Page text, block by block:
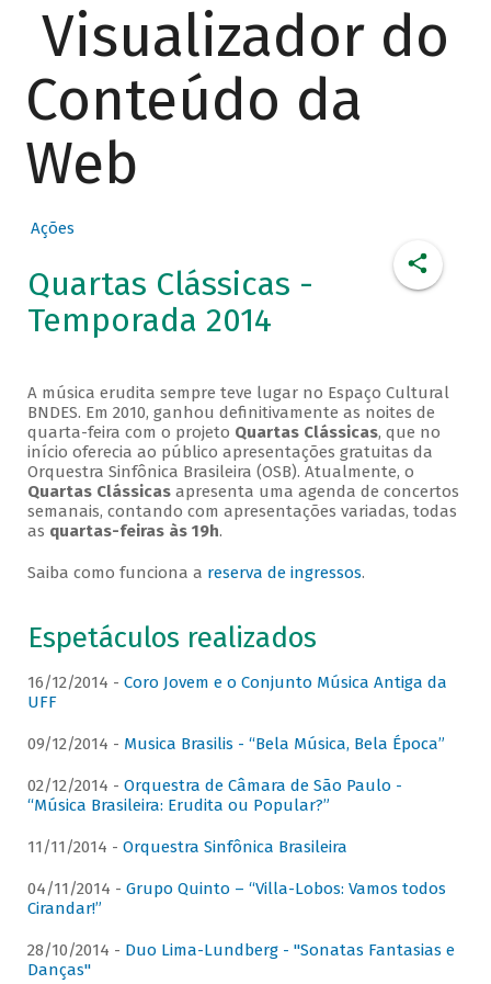
Visualizador do
Conteúdo da
Web
Ações
Quartas Clássicas -
Temporada 2014
A música erudita sempre teve lugar no Espaço Cultural
BNDES. Em 2010, ganhou definitivamente as noites de
quarta-feira com o projeto Quartas Clássicas, que no
início oferecia ao público apresentações gratuitas da
Orquestra Sinfônica Brasileira (OSB). Atualmente, o
Quartas Clássicasapresenta uma agenda de concertos
semanais, contando com apresentações variadas, todas
as quartas-feiras às 19h.
Saiba como funciona a reserva de ingressos.
Espetáculos realizados
16/12/2014 - Coro Jovem e o Conjunto Música Antiga da
UFF
09/12/2014 - Musica Brasilis - “Bela Música, Bela Época”
02/12/2014 - Orquestra de Câmara de São Paulo -
“Música Brasileira: Erudita ou Popular?”
11/11/2014 - Orquestra Sinfônica Brasileira
04/11/2014 - Grupo Quinto – “Villa-Lobos: Vamos todos
Cirandar!”
28/10/2014 - Duo Lima-Lundberg - "Sonatas Fantasias e
Danças"